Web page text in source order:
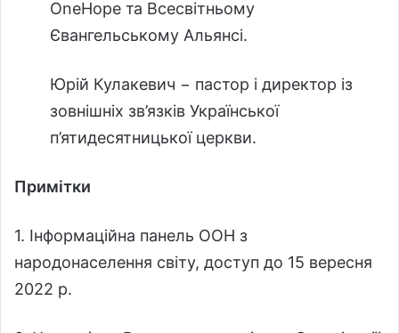
OneHope та Всесвітньому
Євангельському Альянсі.
Юрій Кулакевич − пастор і директор із
зовнішніх зв’язків Української
п’ятидесятницької церкви.
Примітки
1. Інформаційна панель ООН з
народонаселення світу, доступ до 15 вересня
2022 р.